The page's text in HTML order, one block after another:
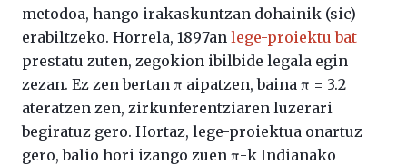
metodoa, hango irakaskuntzan dohainik (sic)
erabiltzeko. Horrela, 1897an lege-proiektu bat
prestatu zuten, zegokion ibilbide legala egin
zezan. Ez zen bertan π aipatzen, baina π = 3.2
ateratzen zen, zirkunferentziaren luzerari
begiratuz gero. Hortaz, lege-proiektua onartuz
gero, balio hori izango zuen π-k Indianako